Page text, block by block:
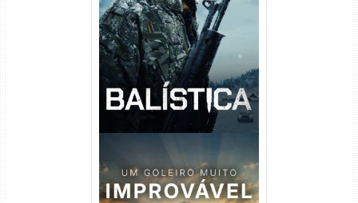
Balística Torrent (2025) WEB-
DL 1080p Dual Áudio